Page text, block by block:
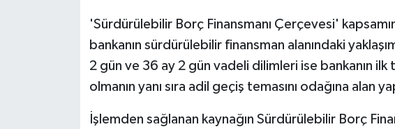
'Sürdürülebilir Borç Finansmanı Çerçevesi'
bankanın sürdürülebilir finansman alanındaki
2 gün ve 36 ay 2 gün vadeli dilimleri ise bankanın
olmanın yanı sıra adil geçiş temasını odağına alan
İşlemden sağlanan kaynağın Sürdürülebilir Borç